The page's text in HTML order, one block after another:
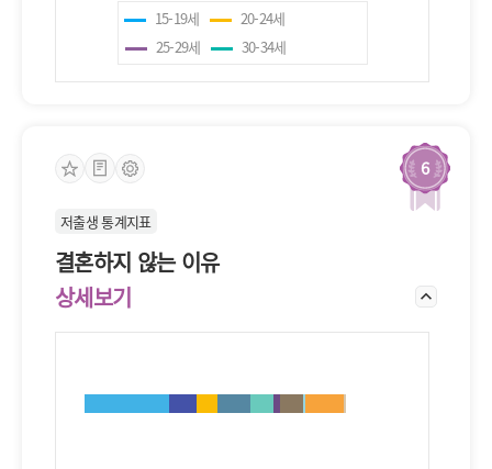
15-19세
20-24세
25-29세
30-34세
6
저출생 통계지표
결혼하지 않는 이유
상세보기